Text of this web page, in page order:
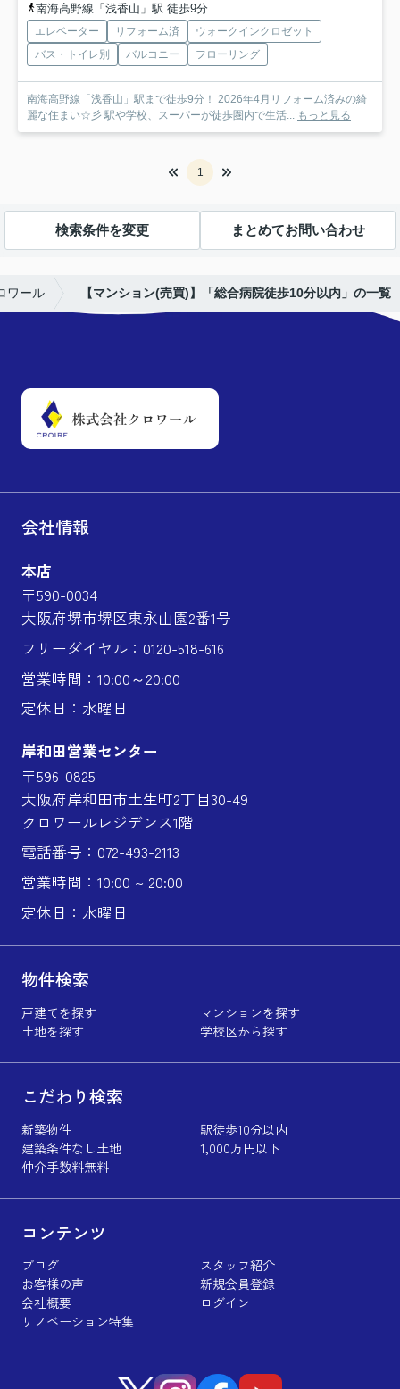
南海高野線「浅香山」駅 徒歩9分
エレベーター リフォーム済
ウォークインクロゼット
バス・トイレ別
バルコニー フローリング
南海高野線「浅香山」駅まで徒歩9分！ 2026年4月リフォーム済みの綺
麗な住まい☆彡 駅や学校、スーパーが徒歩圏内で生活...
もっと見る
1
検索条件を変更 まとめてお問い合わせ
ワール 【マンション(売買)】「総合病院徒歩10分以内」の一覧
会社情報
本店
〒590-0034
大阪府堺市堺区東永山園2番1号
フリーダイヤル：0120-518-616
営業時間：10:00～20:00
定休日：水曜日
岸和田営業センター
〒596-0825
大阪府岸和田市土生町2丁目30-49
クロワールレジデンス1階
電話番号：072-493-2113
営業時間：10:00 ~ 20:00
定休日：水曜日
物件検索
戸建てを探す
マンションを探す
土地を探す
学校区から探す
こだわり検索
新築物件
駅徒歩10分以内
建築条件なし土地
1,000万円以下
仲介手数料無料
コンテンツ
ブログ
スタッフ紹介
お客様の声
新規会員登録
会社概要
ログイン
リノベーション特集